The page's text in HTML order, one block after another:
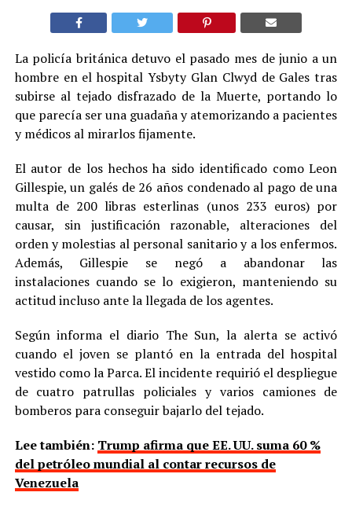
La policía británica detuvo el pasado mes de junio a un
hombre en el hospital Ysbyty Glan Clwyd de Gales tras
subirse al tejado disfrazado de la Muerte, portando lo
que parecía ser una guadaña y atemorizando a pacientes
y médicos al mirarlos fijamente.
El autor de los hechos ha sido identificado como Leon
Gillespie, un galés de 26 años condenado al pago de una
multa de 200 libras esterlinas (unos 233 euros) por
causar, sin justificación razonable, alteraciones del
orden y molestias al personal sanitario y a los enfermos.
Además, Gillespie se negó a abandonar las
instalaciones cuando se lo exigieron, manteniendo su
actitud incluso ante la llegada de los agentes.
Según informa el diario The Sun, la alerta se activó
cuando el joven se plantó en la entrada del hospital
vestido como la Parca. El incidente requirió el despliegue
de cuatro patrullas policiales y varios camiones de
bomberos para conseguir bajarlo del tejado.
Lee también: Trump afirma que EE. UU. suma 60 %
del petróleo mundial al contar recursos de
Venezuela